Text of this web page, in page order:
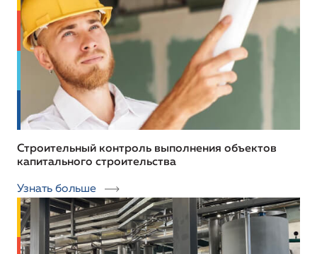
Строительный контроль выполнения объектов
капитального строительства
Узнать больше